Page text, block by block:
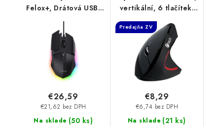
Felox+, Drátová USB,
RGB, černá 25603
Trust
Na sklade (50 ks)
€21,62 bez DPH
€26,59
vertikální, 6 tlačítek,
1,5m, C-Tech
Predajňa ZV
Na sklade (21 ks)
€6,74 bez DPH
€8,29